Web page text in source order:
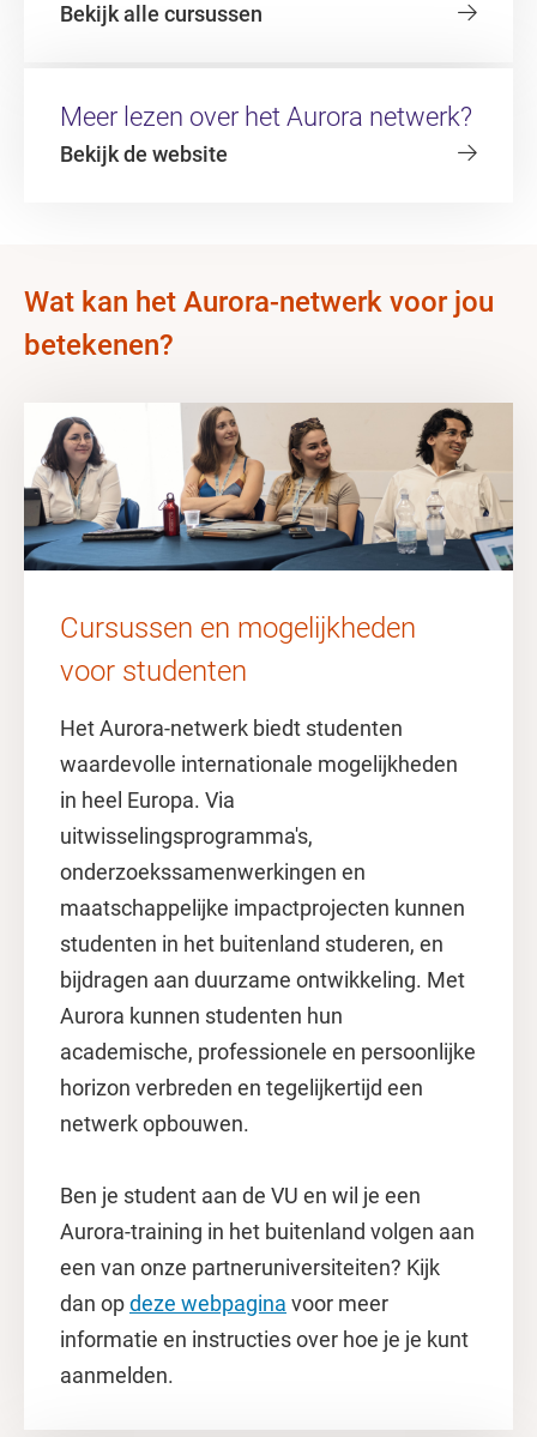
Bekijk alle cursussen
Meer lezen over het Aurora netwerk?
Bekijk de website
Wat kan het Aurora-netwerk voor jou
betekenen?
Cursussen en mogelijkheden
voor studenten
Het Aurora-netwerk biedt studenten
waardevolle internationale mogelijkheden
in heel Europa. Via
uitwisselingsprogramma's,
onderzoekssamenwerkingen en
maatschappelijke impactprojecten kunnen
studenten in het buitenland studeren, en
bijdragen aan duurzame ontwikkeling. Met
Aurora kunnen studenten hun
academische, professionele en persoonlijke
horizon verbreden en tegelijkertijd een
netwerk opbouwen.
Ben je student aan de VU en wil je een
Aurora-training in het buitenland volgen aan
een van onze partneruniversiteiten? Kijk
dan opdeze webpagina voor meer
informatie en instructies over hoe je je kunt
aanmelden.